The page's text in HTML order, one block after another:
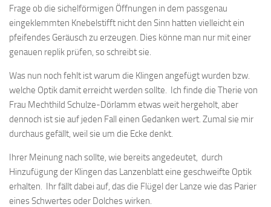
Frage ob die sichelförmigen Öffnungen in dem passgenau
eingeklemmten Knebelstifft nicht den Sinn hatten vielleicht ein
pfeifendes Geräusch zu erzeugen. Dies könne man nur mit einer
genauen replik prüfen, so schreibt sie.
Was nun noch fehlt ist warum die Klingen angefügt wurden bzw.
welche Optik damit erreicht werden sollte. Ich finde die Therie von
Frau Mechthild Schulze-Dörlamm etwas weit hergeholt, aber
dennoch ist sie auf jeden Fall einen Gedanken wert. Zumal sie mir
durchaus gefällt, weil sie um die Ecke denkt.
Ihrer Meinung nach sollte, wie bereits angedeutet, durch
Hinzufügung der Klingen das Lanzenblatt eine geschweifte Optik
erhalten. Ihr fällt dabei auf, das die Flügel der Lanze wie das Parier
eines Schwertes oder Dolches wirken.